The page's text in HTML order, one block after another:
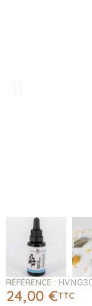
RÉFÉRENCE
24,00 €TTC